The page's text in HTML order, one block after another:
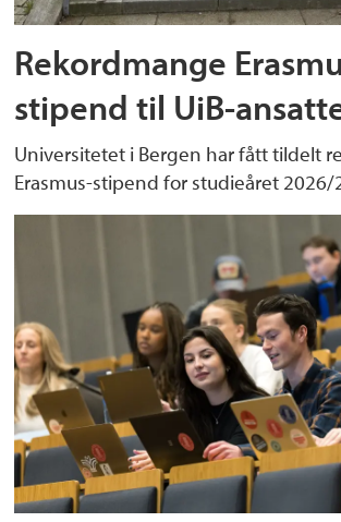
Rekordmange
stipend til UiB-
Universitetet i Bergen har fått tildelt
Erasmus-stipend for studieåret 2026/